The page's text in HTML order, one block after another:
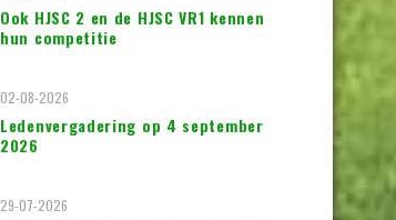
Ook HJSC 2 en de HJSC VR1 kennen
hun competitie
Ledenvergadering op 4 september
2026
02-08-2026
29-07-2026